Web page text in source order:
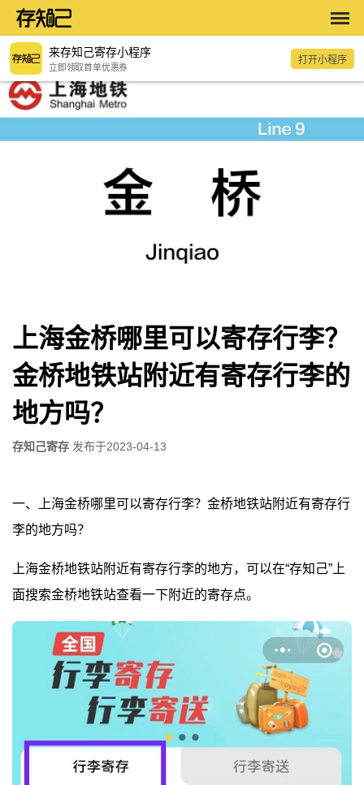
来存知己寄存小程序
立即领取首单优惠券
打开小程序
上海金桥哪里可以寄存行李？
金桥地铁站附近有寄存行李的
地方吗？
存知己寄存 发布于2023-04-13
一、上海金桥哪里可以寄存行李？金桥地铁站附近有寄存行
李的地方吗？
上海金桥地铁站附近有寄存行李的地方，可以在“存知己”上
面搜索金桥地铁站查看一下附近的寄存点。